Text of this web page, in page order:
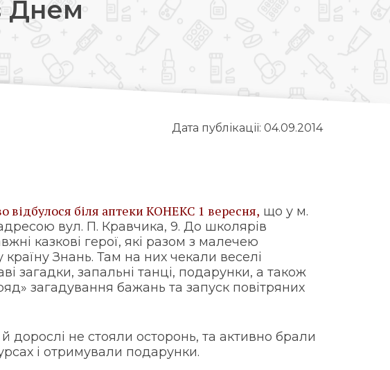
Днем
Дата публікації: 04.09.2014
відбулося біля аптеки КОНЕКС 1 вересня, що у м.
вул. П. Кравчика, 9. До школярів
казкові герої, які разом з малечею
Знань. Там на них чекали веселі
загадки, запальні танці, подарунки, а також
загадування бажань та запуск повітряних
дорослі не стояли осторонь, та активно брали
і отримували подарунки.